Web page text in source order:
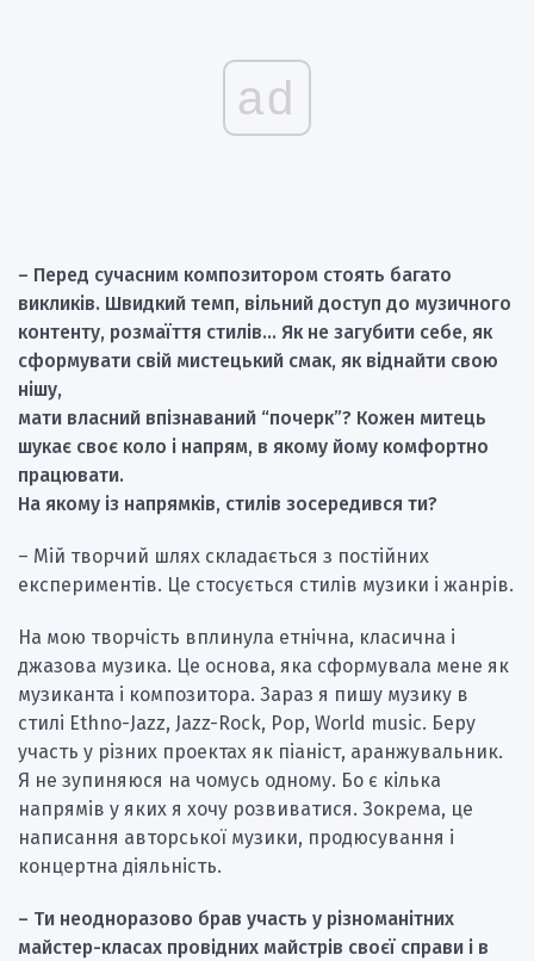
ad
– Перед сучасним композитором стоять багато
викликів. Швидкий темп, вільний доступ до музичного
контенту, розмаїття стилів… Як не загубити себе, як
сформувати свій мистецький смак, як віднайти свою
нішу,
мати власний впізнаваний “почерк”? Кожен митець
шукає своє коло і напрям, в якому йому комфортно
працювати.
На якому із напрямків, стилів зосередився ти?
– Мій творчий шлях складається з постійних
експериментів. Це стосується стилів музики і жанрів.
На мою творчість вплинула етнічна, класична і
джазова музика. Це основа, яка сформувала мене як
музиканта і композитора. Зараз я пишу музику в
стилі Ethno-Jazz, Jazz-Rock, Pop, World music. Беру
участь у різних проектах як піаніст, аранжувальник.
Я не зупиняюся на чомусь одному. Бо є кілька
напрямів у яких я хочу розвиватися. Зокрема, це
написання авторської музики, продюсування і
концертна діяльність.
– Ти неодноразово брав участь у різноманітних
майстер-класах провідних майстрів своєї справи і в